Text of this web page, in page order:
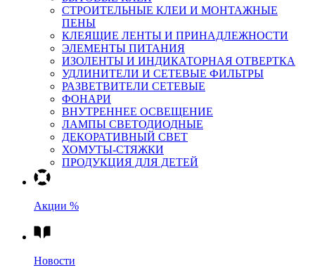
СТРОИТЕЛЬНЫЕ КЛЕИ И МОНТАЖНЫЕ
ПЕНЫ
КЛЕЯЩИЕ ЛЕНТЫ И ПРИНАДЛЕЖНОСТИ
ЭЛЕМЕНТЫ ПИТАНИЯ
ИЗОЛЕНТЫ И ИНДИКАТОРНАЯ ОТВЕРТКА
УДЛИНИТЕЛИ И СЕТЕВЫЕ ФИЛЬТРЫ
РАЗВЕТВИТЕЛИ СЕТЕВЫЕ
ФОНАРИ
ВНУТРЕННЕЕ ОСВЕЩЕНИЕ
ЛАМПЫ СВЕТОДИОДНЫЕ
ДЕКОРАТИВНЫЙ СВЕТ
ХОМУТЫ-СТЯЖКИ
ПРОДУКЦИЯ ДЛЯ ДЕТЕЙ
Акции %
Новости